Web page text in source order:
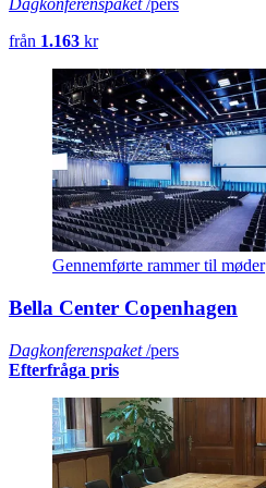
från 1.163 kr
Gennemførte rammer til møder
Bella Center Copenhagen
Dagkonferenspaket/pers
Efterfråga pris